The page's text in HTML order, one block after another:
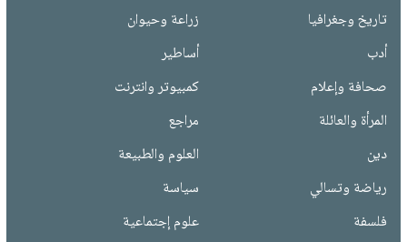
تاريخ وجغرافيا
زراعة وحيوان
أدب
أساطير
صحافة وإعلام
كمبيوتر وانترنت
المرأة والعائلة
مراجع
دين
العلوم والطبيعة
رياضة وتسالي
سياسة
فلسفة
علوم إجتماعية